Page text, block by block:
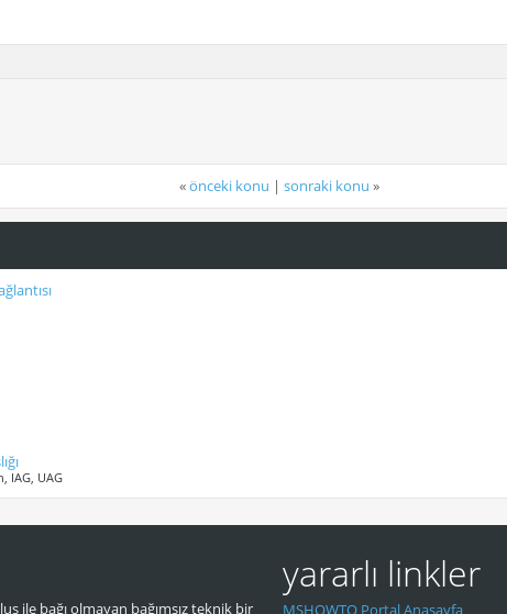
«önceki konu | sonraki konu »
IAG, UAG
ile bağı olmayan bağımsız teknik bir
yararlı linkler
MSHOWTO Portal Anasayfa